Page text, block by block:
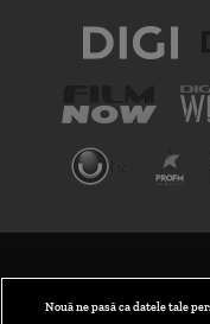
Nouă ne pasă ca datele tale